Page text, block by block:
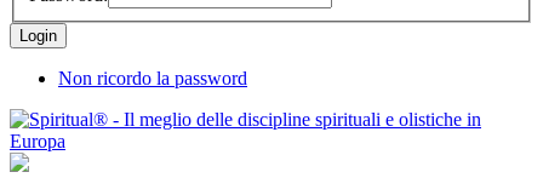
Non ricordo la password